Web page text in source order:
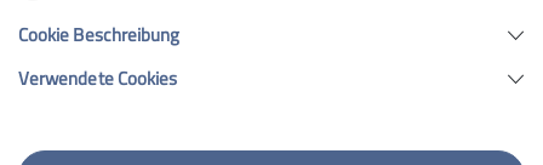
Cookie Beschreibung
Verwendete Cookies